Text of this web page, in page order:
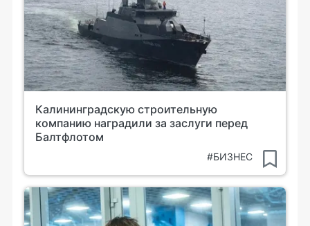
Калининградскую строительную
компанию наградили за заслуги перед
Балтфлотом
#БИЗНЕС